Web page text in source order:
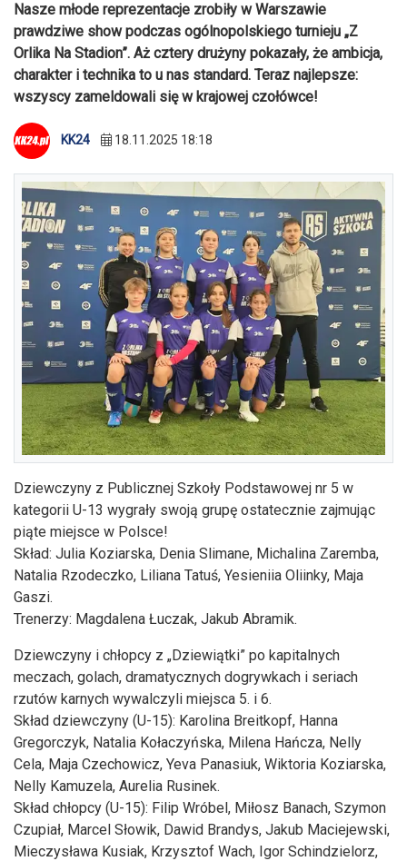
Nasze młode reprezentacje zrobiły w Warszawie
prawdziwe show podczas ogólnopolskiego turnieju „Z
Orlika Na Stadion”. Aż cztery drużyny pokazały, że ambicja,
charakter i technika to u nas standard. Teraz najlepsze:
wszyscy zameldowali się w krajowej czołówce!
KK24 18.11.2025 18:18
Dziewczyny z Publicznej Szkoły Podstawowej nr 5 w
kategorii U-13 wygrały swoją grupę ostatecznie zajmując
piąte miejsce w Polsce!
Skład: Julia Koziarska, Denia Slimane, Michalina Zaremba,
Natalia Rzodeczko, Liliana Tatuś, Yesieniia Oliinky, Maja
Gaszi.
Trenerzy: Magdalena Łuczak, Jakub Abramik.
Dziewczyny i chłopcy z „Dziewiątki” po kapitalnych
meczach, golach, dramatycznych dogrywkach i seriach
rzutów karnych wywalczyli miejsca 5. i 6.
Skład dziewczyny (U-15): Karolina Breitkopf, Hanna
Gregorczyk, Natalia Kołaczyńska, Milena Hańcza, Nelly
Cela, Maja Czechowicz, Yeva Panasiuk, Wiktoria Koziarska,
Nelly Kamuzela, Aurelia Rusinek.
Skład chłopcy (U-15): Filip Wróbel, Miłosz Banach, Szymon
Czupiał, Marcel Słowik, Dawid Brandys, Jakub Maciejewski,
Mieczysława Kusiak, Krzysztof Wach, Igor Schindzielorz,